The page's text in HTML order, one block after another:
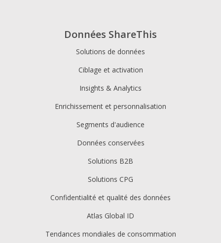
Données ShareThis
Solutions de données
Ciblage et activation
Insights & Analytics
Enrichissement et personnalisation
Segments d'audience
Données conservées
Solutions B2B
Solutions CPG
Confidentialité et qualité des données
Atlas Global ID
Tendances mondiales de consommation